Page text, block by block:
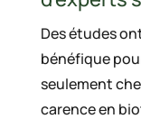
Des études
bénéfique
seulement
carence en